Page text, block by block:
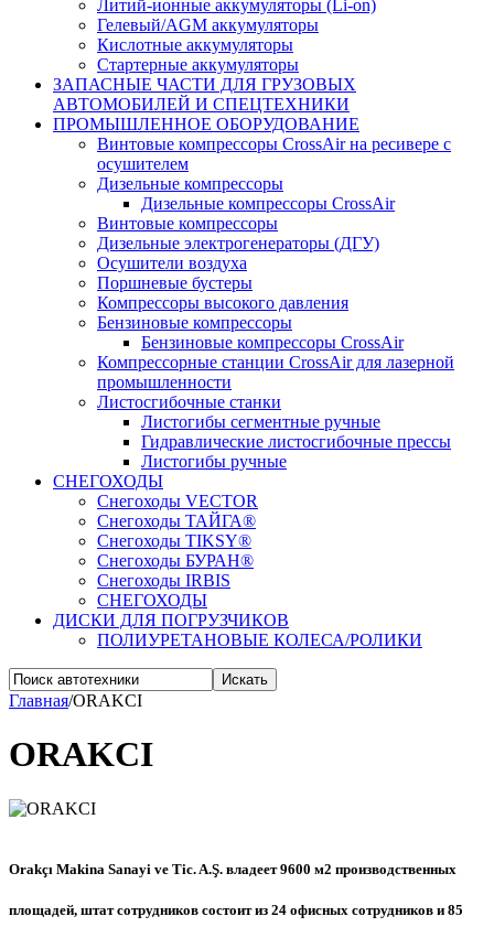
Литий-ионные аккумуляторы (Li-on)
Гелевый/AGM аккумуляторы
Кислотные аккумуляторы
Стартерные аккумуляторы
ЗАПАСНЫЕ ЧАСТИ ДЛЯ ГРУЗОВЫХ
АВТОМОБИЛЕЙ И СПЕЦТЕХНИКИ
ПРОМЫШЛЕННОЕ ОБОРУДОВАНИЕ
Винтовые компрессоры CrossAir на ресивере с
осушителем
Дизельные компрессоры
Дизельные компрессоры CrossAir
Винтовые компрессоры
Дизельные электрогенераторы (ДГУ)
Осушители воздуха
Поршневые бустеры
Компрессоры высокого давления
Бензиновые компрессоры
Бензиновые компрессоры CrossAir
Компрессорные станции CrossAir для лазерной
промышленности
Листосгибочные станки
Листогибы сегментные ручные
Гидравлические листосгибочные прессы
Листогибы ручные
СНЕГОХОДЫ
Снегоходы VECTOR
Снегоходы ТАЙГА®
Снегоходы TIKSY®
Снегоходы БУРАН®
Снегоходы IRBIS
СНЕГОХОДЫ
ДИСКИ ДЛЯ ПОГРУЗЧИКОВ
ПОЛИУРЕТАНОВЫЕ КОЛЕСА/РОЛИКИ
Искать
Главная/ORAKCI
ORAKCI
Orakçı Makina Sanayi ve Tic. A.Ş. владеет 9600 м2 производственных
площадей, штат сотрудников состоит из 24 офисных сотрудников и 85